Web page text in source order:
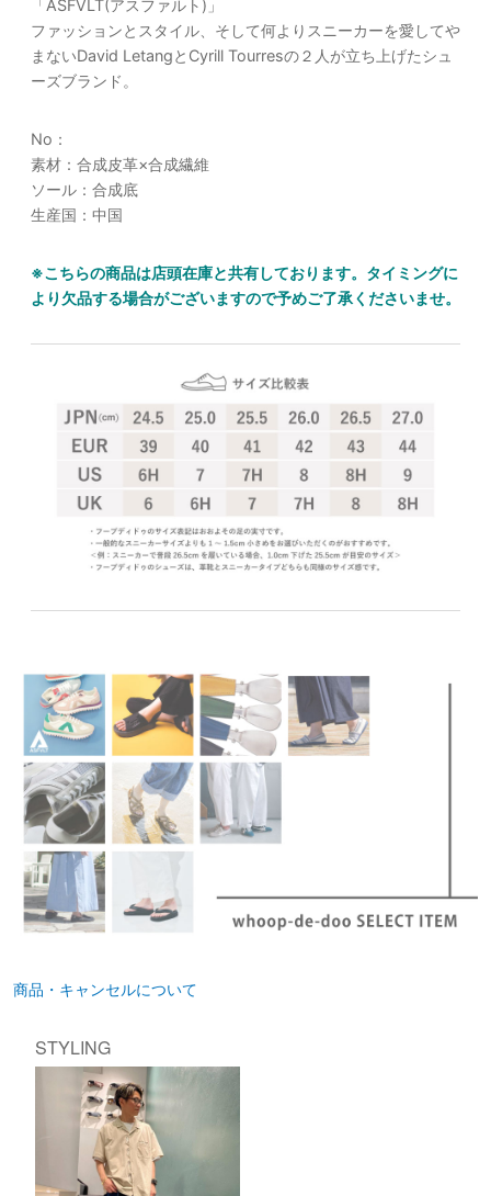
「ASFVLT(アスファルト)」
ファッションとスタイル、そして何よりスニーカーを愛してや
まないDavid LetangとCyrill Tourresの２人が立ち上げたシュ
ーズブランド。
No：
素材： 合成皮革×合成繊維
ソール：合成底
生産国：中国
※こちらの商品は店頭在庫と共有しております。タイミングに
より欠品する場合がございますので予めご了承くださいませ。
商品・キャンセルについて
STYLING